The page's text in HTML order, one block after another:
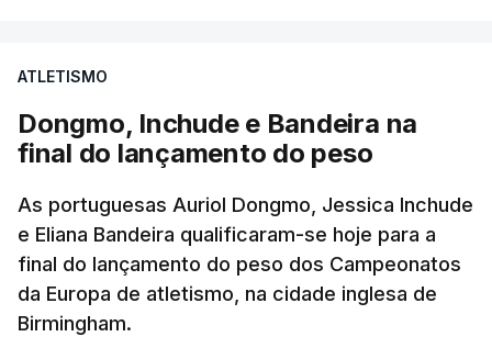
para tentar encurtar a diferença para o colega de
equipa, embora seja improvável anular 01.26
minutos numa distância tão curta.
O brasileiro Felipe Marques (Localiza Meoo-Swift
Pro Cycling) é o 113.º classificado da Volta e o
primeiro a realizar o contrarrelógio, saindo para a
estrada às 15:05.
ATLETISMO
Dongmo, Inchude e Bandeira na
final do lançamento do peso
As portuguesas Auriol Dongmo, Jessica Inchude
e Eliana Bandeira qualificaram-se hoje para a
final do lançamento do peso dos Campeonatos
da Europa de atletismo, na cidade inglesa de
Birmingham.